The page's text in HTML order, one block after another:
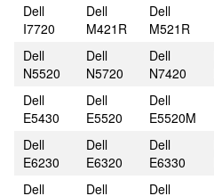
Dell
I7720
Dell
M421R
Dell
M521R
Dell
N5520
Dell
N5720
Dell
N7420
Dell
E5430
Dell
E5520
Dell
E5520M
Dell
E6230
Dell
E6320
Dell
E6330
Dell
Dell
Dell